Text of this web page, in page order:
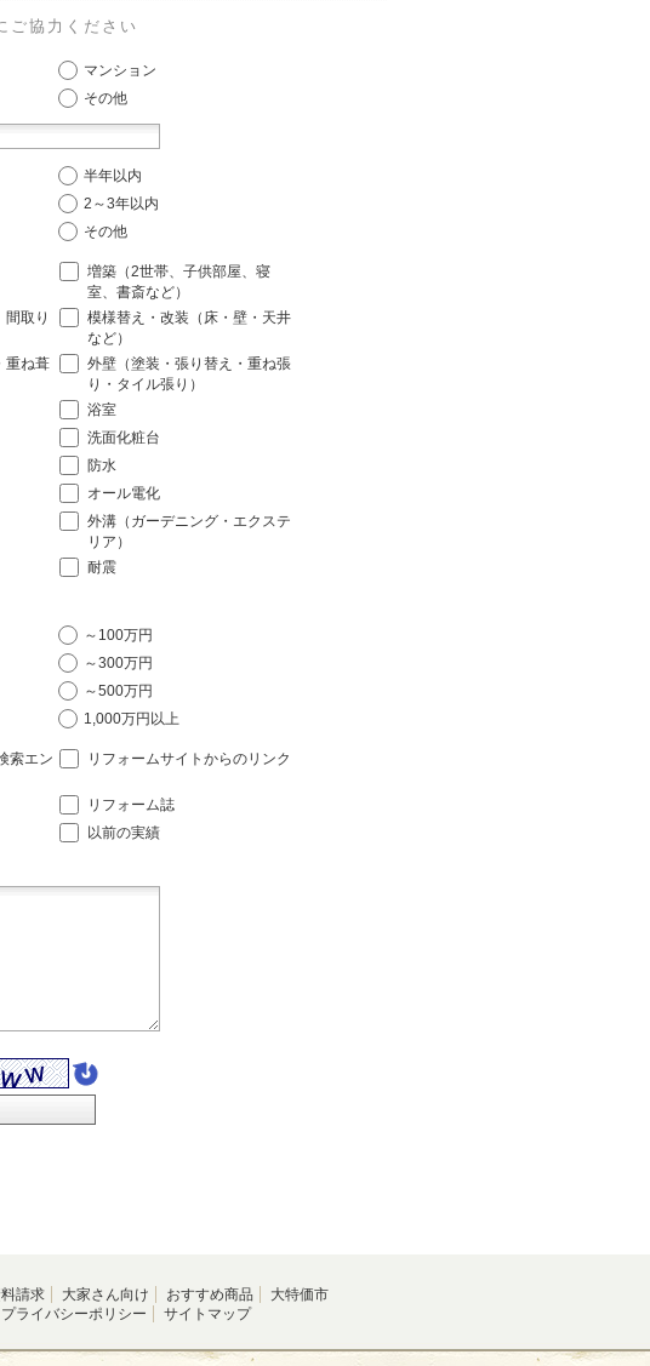
ご協力ください
マンション
その他
半年以内
2～3年以内
その他
増築（2世帯、子供部屋、寝
室、書斎など）
取り
模様替え・改装（床・壁・天井
など）
重ね葺
外壁（塗装・張り替え・重ね張
り・タイル張り）
浴室
洗面化粧台
防水
オール電化
外溝（ガーデニング・エクステ
リア）
耐震
～100万円
～300万円
～500万円
1,000万円以上
索エン
リフォームサイトからのリンク
リフォーム誌
以前の実績
請求 大家さん向け おすすめ商品
大特価市
プライバシーポリシー サイトマップ